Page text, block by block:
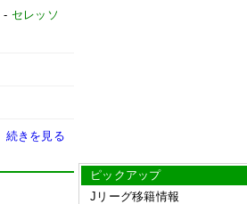
- セレッソ
続きを見る
ピックアップ
Jリーグ移籍情報